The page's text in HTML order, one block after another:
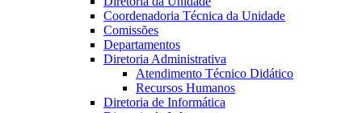
Coordenadoria Técnica da Unidade
Comissões
Departamentos
Diretoria Administrativa
Atendimento Técnico Didático
Recursos Humanos
Diretoria de Informática